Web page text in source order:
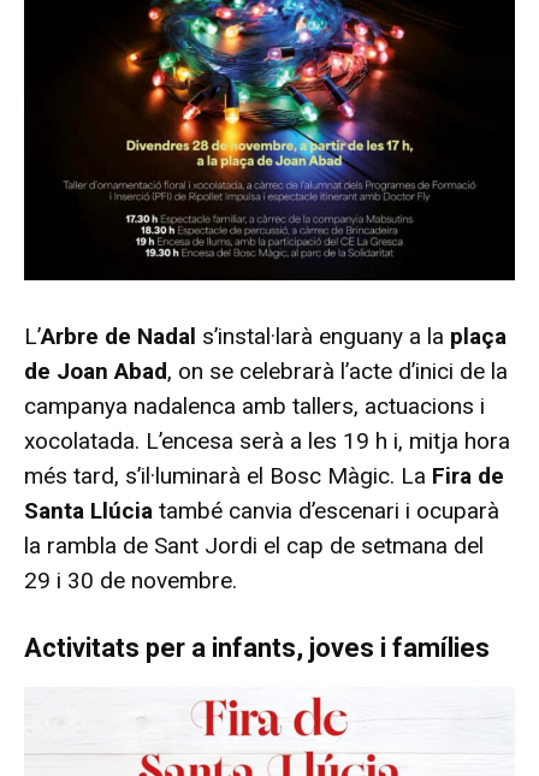
L’Arbre de Nadal s’instal·larà enguany a la plaça
de Joan Abad, on se celebrarà l’acte d’inici de la
campanya nadalenca amb tallers, actuacions i
xocolatada. L’encesa serà a les 19 h i, mitja hora
més tard, s’il·luminarà el Bosc Màgic. La Fira de
Santa Llúcia també canvia d’escenari i ocuparà
la rambla de Sant Jordi el cap de setmana del
29 i 30 de novembre.
Activitats per a infants, joves i famílies